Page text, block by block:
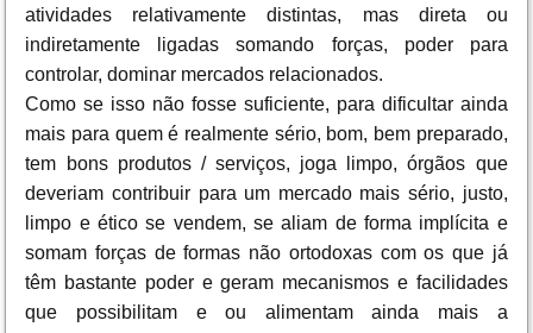
atividades relativamente distintas, mas direta ou
indiretamente ligadas somando forças, poder para
controlar, dominar mercados relacionados.
Como se isso não fosse suficiente, para dificultar ainda
mais para quem é realmente sério, bom, bem preparado,
tem bons produtos / serviços, joga limpo, órgãos que
deveriam contribuir para um mercado mais sério, justo,
limpo e ético se vendem, se aliam de forma implícita e
somam forças de formas não ortodoxas com os que já
têm bastante poder e geram mecanismos e facilidades
que possibilitam e ou alimentam ainda mais a